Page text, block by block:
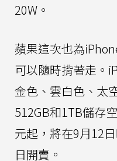
20W。
蘋果這次也為
可以隨時揹著走。
金色、雲白色、太
512GB和1TB儲存
元起，將在9月12
日開賣。